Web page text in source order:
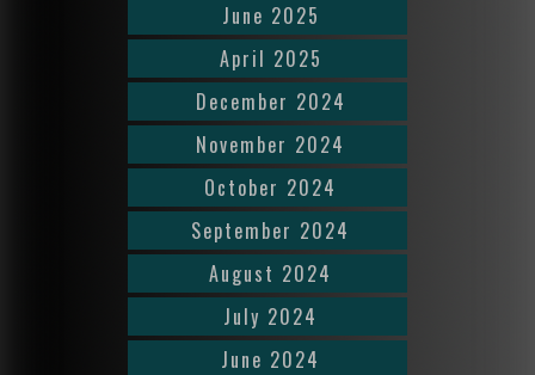
June 2025
April 2025
December 2024
November 2024
October 2024
September 2024
August 2024
July 2024
June 2024